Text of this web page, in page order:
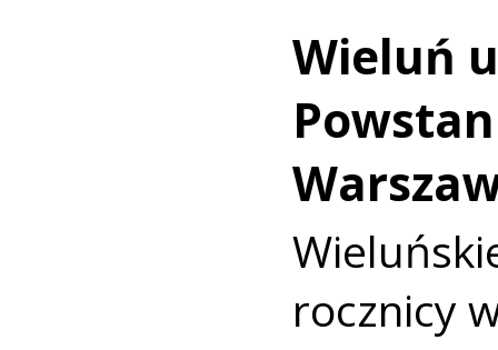
Wieluń
rocznicy